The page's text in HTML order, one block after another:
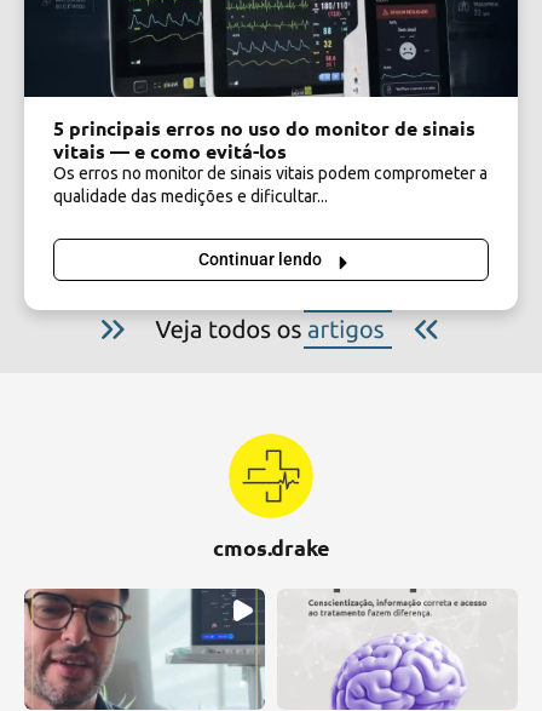
5 principais erros no uso do monitor de sinais
vitais — e como evitá-los
Os erros no monitor de sinais vitais podem comprometer a
qualidade das medições e dificultar...
Continuar lendo
cmos.drake